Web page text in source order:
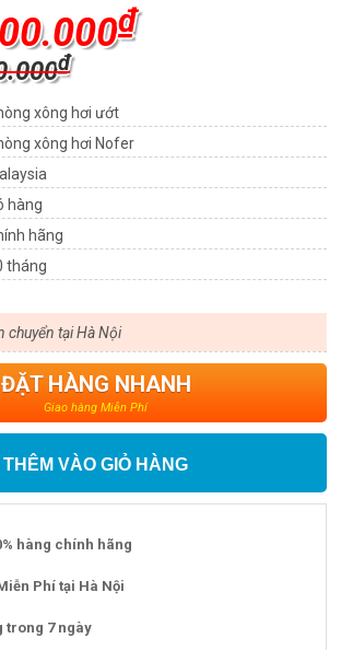
₫
₫
xông hơi ướt
xông hơi Nofer
hàng
hãng
tháng
chuyển tại Hà Nội
ĐẶT HÀNG NHANH
Giao hàng Miễn Phí
THÊM VÀO GIỎ HÀNG
hàng chính hãng
Phí tại Hà Nội
trong 7 ngày